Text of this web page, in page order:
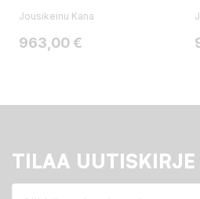
Jousikeinu Kana
Hinta
963,00 €
TILAA UUTISKIRJE